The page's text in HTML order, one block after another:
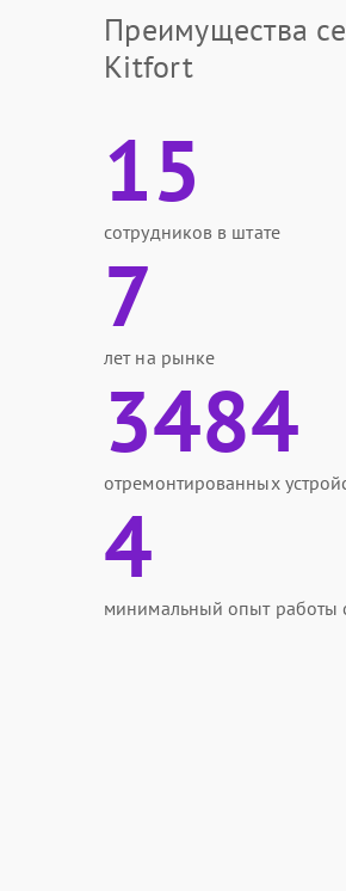
Преимущества
Kitfort
15
сотрудников в штате
7
лет на рынке
3484
отремонтированных
4
минимальный опыт работы